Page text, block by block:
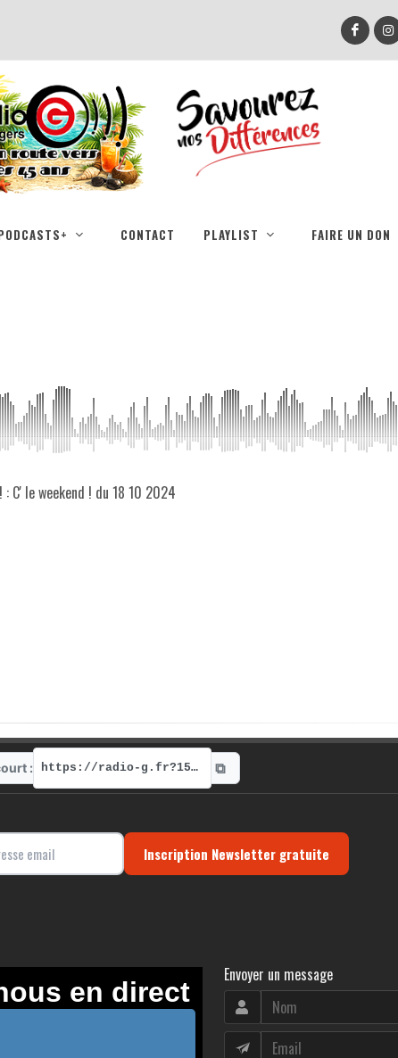
CONTACT PLAYLIST FAIRE UN DON
C' le weekend ! du 18 10 2024
: https://radio-g.fr?15588 ⧉
Inscription Newsletter gratuite
Envoyer un message